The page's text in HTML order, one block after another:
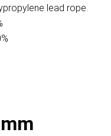
lead rope.